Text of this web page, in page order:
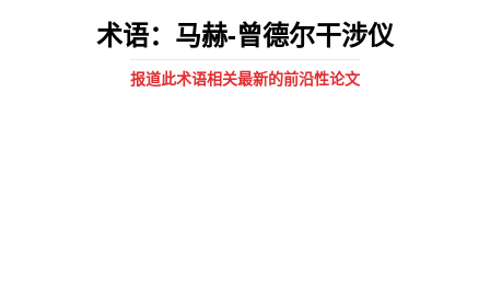
术语：马赫-曾德尔干涉仪
报道此术语相关最新的前沿性论文